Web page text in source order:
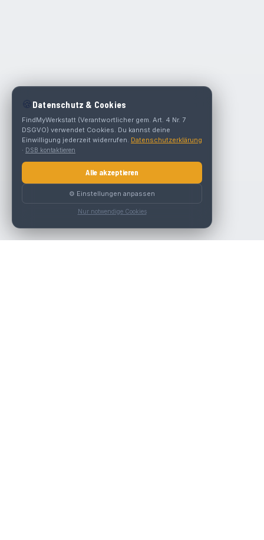
🍪 Datenschutz & Cookies
FindMyWerkstatt (Verantwortlicher gem. Art. 4 Nr. 7
DSGVO) verwendet Cookies. Du kannst deine
Einwilligung jederzeit widerrufen. Datenschutzerklärung
· DSB kontaktieren
Alle akzeptieren
⚙️ Einstellungen anpassen
Nur notwendige Cookies